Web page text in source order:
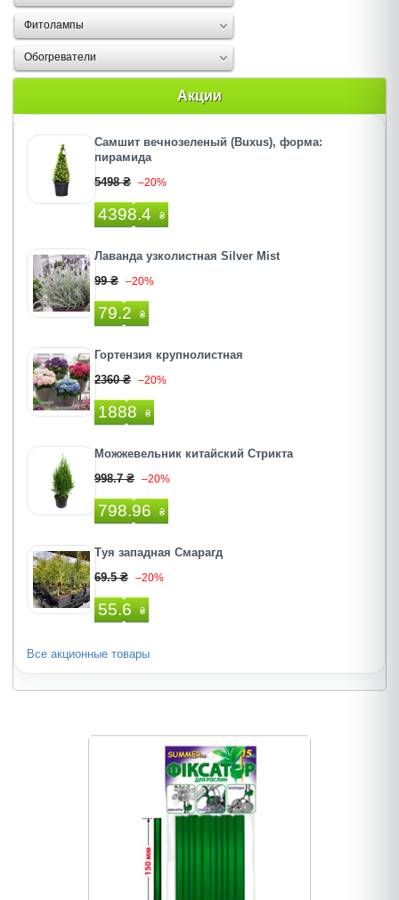
Фитолампы
Обогреватели
Акции
Самшит вечнозеленый (Buxus), форма:
пирамида
5498 ₴ –20%
4398.4 ₴
Лаванда узколистная Silver Mist
99 ₴ –20%
79.2 ₴
Гортензия крупнолистная
2360 ₴ –20%
1888 ₴
Можжевельник китайский Стрикта
998.7 ₴ –20%
798.96 ₴
Туя западная Смарагд
69.5 ₴ –20%
55.6 ₴
Все акционные товары